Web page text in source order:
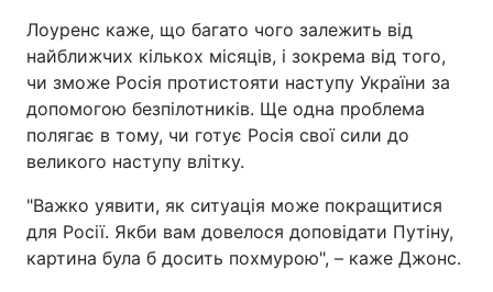
Лоуренс каже, що багато чого залежить від
найближчих кількох місяців, і зокрема від того,
чи зможе Росія протистояти наступу України за
допомогою безпілотників. Ще одна проблема
полягає в тому, чи готує Росія свої сили до
великого наступу влітку.
"Важко уявити, як ситуація може покращитися
для Росії. Якби вам довелося доповідати Путіну,
картина була б досить похмурою", – каже Джонс.